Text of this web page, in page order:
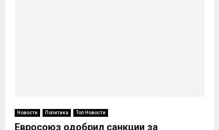
Новости Политика Топ Новости
Евросоюз одобрил санкции за